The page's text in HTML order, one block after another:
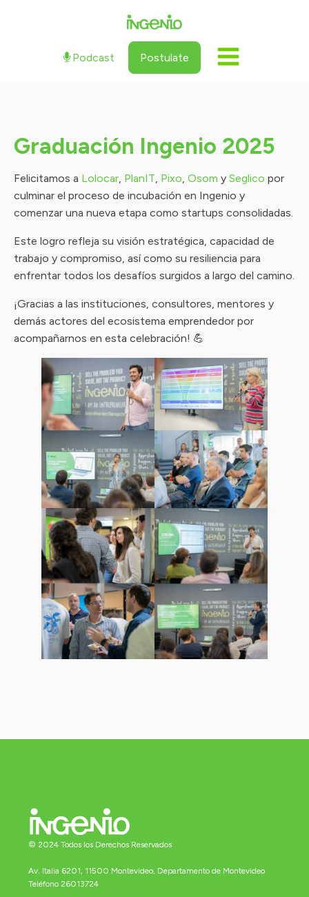
Podcast Postulate
Graduación Ingenio 2025
Felicitamos a Lolocar, PlanIT, Pixo, Osom y Seglico por
culminar el proceso de incubación en Ingenio y
comenzar una nueva etapa como startups consolidadas.
Este logro refleja su visión estratégica, capacidad de
trabajo y compromiso, así como su resiliencia para
enfrentar todos los desafíos surgidos a largo del camino.
¡Gracias a las instituciones, consultores, mentores y
demás actores del ecosistema emprendedor por
acompañarnos en esta celebración! 💪
© 2024 Todos los Derechos Reservados
Av. Italia 6201, 11500 Montevideo, Departamento de Montevideo
Teléfono 26013724